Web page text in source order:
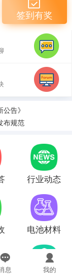
息 我的
签到有奖
公告》
布规范
行业动态
电池材料